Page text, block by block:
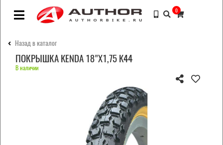
0
Назад в каталог
ПОКРЫШКА KENDA 18"Х1,75 K44
В наличии